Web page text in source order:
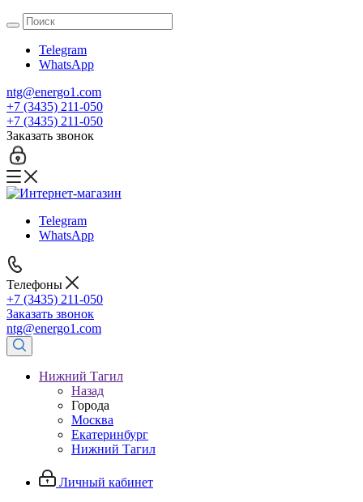
Telegram
WhatsApp
ntg@energo1.com
+7 (3435) 211-050
+7 (3435) 211-050
Заказать звонок
Telegram
WhatsApp
Телефоны
+7 (3435) 211-050
Заказать звонок
ntg@energo1.com
Нижний Тагил
Назад
Города
Москва
Екатеринбург
Нижний Тагил
Личный кабинет